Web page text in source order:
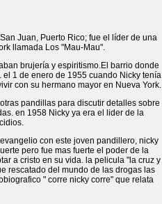
Juan, Puerto Rico; fue el líder de una
llamada Los "Mau-Mau".
brujería y espiritismo.El barrio donde
1 de enero de 1955 cuando Nicky tenía
con su hermano mayor en Nueva York.
pandillas para discutir detalles sobre
en 1958 Nicky ya era el lider de la
con este joven pandillero, nicky
pero fue mas fuerte el poder de la
a cristo en su vida. la pelicula "la cruz y
rescatado del mundo de las drogas las
" corre nicky corre" que relata